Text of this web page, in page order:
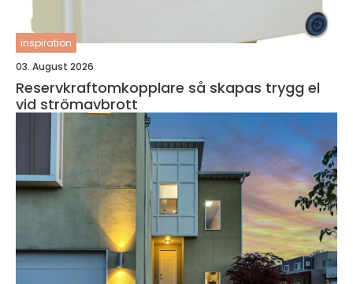
inspiration
03. August 2026
Reservkraftomkopplare så skapas trygg el
vid strömavbrott